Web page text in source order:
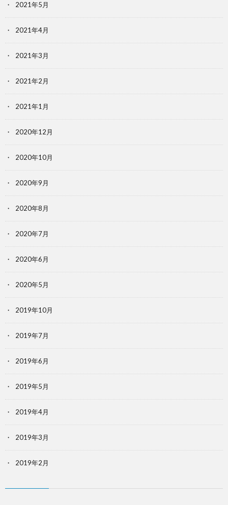
2021年5月
2021年4月
2021年3月
2021年2月
2021年1月
2020年12月
2020年10月
2020年9月
2020年8月
2020年7月
2020年6月
2020年5月
2019年10月
2019年7月
2019年6月
2019年5月
2019年4月
2019年3月
2019年2月